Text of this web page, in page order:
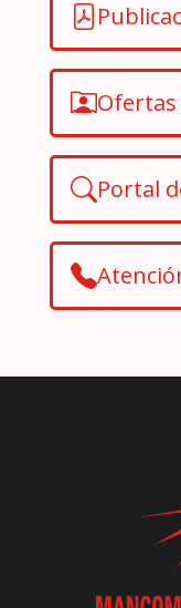
Ofertas
Portal